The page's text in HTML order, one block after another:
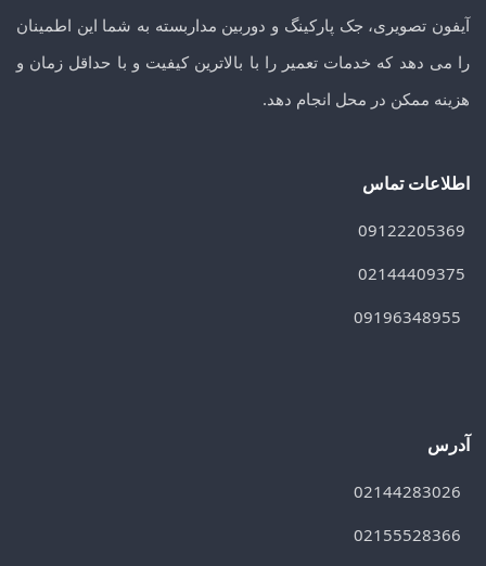
آیفون تصویری، جک پارکینگ و دوربین مداربسته به شما این اطمینان
را می دهد که خدمات تعمیر را با بالاترین کیفیت و با حداقل زمان و
هزینه ممکن در محل انجام دهد.
اطلاعات تماس
آدرس